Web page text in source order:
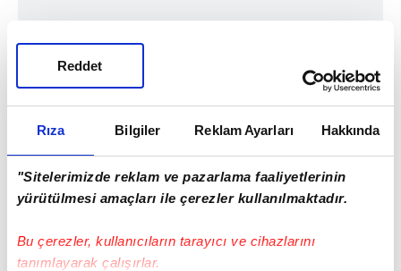
Rıza Bilgiler Reklam Ayarları Hakkında
"Sitelerimizde reklam ve pazarlama faaliyetlerinin
yürütülmesi amaçları ile çerezler kullanılmaktadır.
Bu çerezler, kullanıcıların tarayıcı ve cihazlarını
tanımlayarak çalışırlar.
Reddet